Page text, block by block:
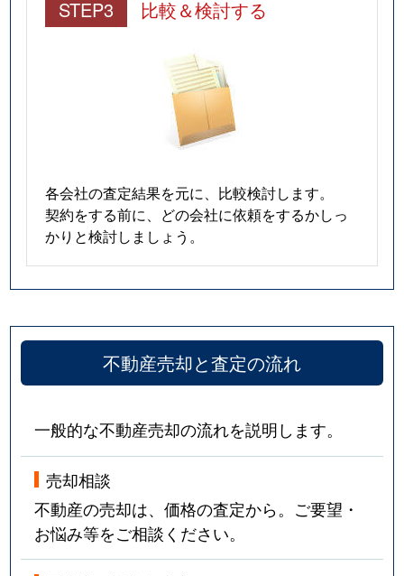
STEP3 比較＆検討する
各会社の査定結果を元に、比較検討します。
契約をする前に、どの会社に依頼をするかしっ
かりと検討しましょう。
不動産売却と査定の流れ
一般的な不動産売却の流れを説明します。
売却相談
不動産の売却は、価格の査定から。ご要望・
お悩み等をご相談ください。